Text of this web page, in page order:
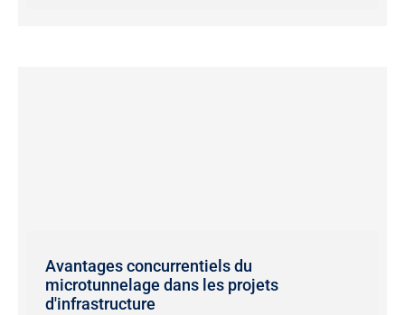
Avantages concurrentiels du
microtunnelage dans les projets
d'infrastructure